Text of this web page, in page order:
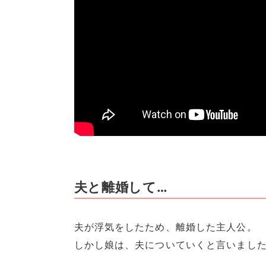
夫と離婚して…
夫が浮気をしたため、離婚した主人公。
しかし娘は、夫についていくと言いまし